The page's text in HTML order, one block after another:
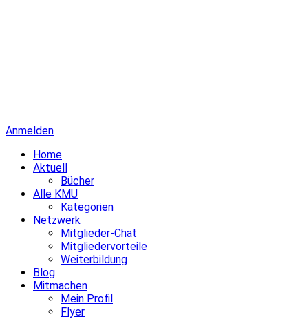
Anmelden
Home
Aktuell
Bücher
Alle KMU
Kategorien
Netzwerk
Mitglieder-Chat
Mitgliedervorteile
Weiterbildung
Blog
Mitmachen
Mein Profil
Flyer